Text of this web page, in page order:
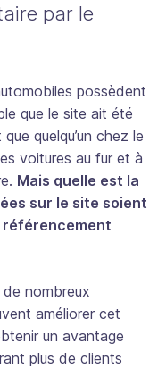
par le
possèdent
que le site ait été
quelqu’un chez le
voitures au fur et à
Mais quelle est la
sur le site soient
référencement
de nombreux
améliorer cet
un avantage
plus de clients